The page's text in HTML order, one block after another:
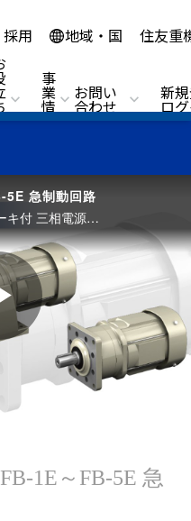
採用 地域・国
住友重
事
業
情
報
お問い
合わせ
新
ロ
5E 急制動回路
対応機種：アルタックスNEO ブレーキ付 三相電源／ブレーキ形式：FB-1D,FB-1E～FB-5E 補足）動画内で使用している製品は、ハイポニック減速機ですが、配線方法はアルタックスと同様です。
Video
1E～FB-5E 急